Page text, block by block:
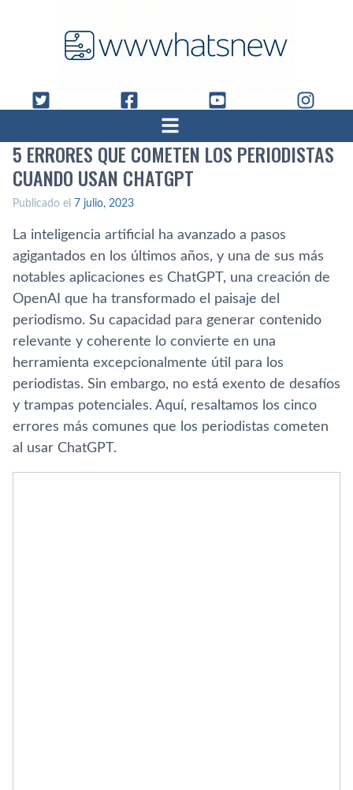
5 ERRORES QUE COMETEN LOS PERIODISTAS
CUANDO USAN CHATGPT
Publicado el 7 julio, 2023
La inteligencia artificial ha avanzado a pasos
agigantados en los últimos años, y una de sus más
notables aplicaciones es ChatGPT, una creación de
OpenAI que ha transformado el paisaje del
periodismo. Su capacidad para generar contenido
relevante y coherente lo convierte en una
herramienta excepcionalmente útil para los
periodistas. Sin embargo, no está exento de desafíos
y trampas potenciales. Aquí, resaltamos los cinco
errores más comunes que los periodistas cometen
al usar ChatGPT.